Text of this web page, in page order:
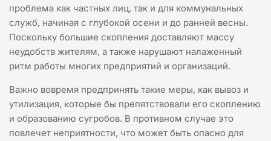
проблема как частных лиц, так и для коммунальных
служб, начиная с глубокой осени и до ранней весны.
Поскольку большие скопления доставляют массу
неудобств жителям, а также нарушают налаженный
ритм работы многих предприятий и организаций.
Важно вовремя предпринять такие меры, как вывоз и
утилизация, которые бы препятствовали его скоплению
и образованию сугробов. В противном случае это
повлечет неприятности, что может быть опасно для